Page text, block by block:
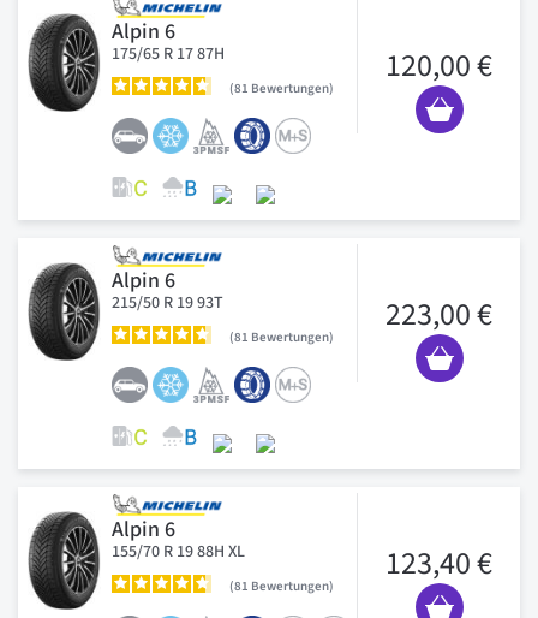
Alpin 6
175/65 R 17 87H
81 Bewertungen
120,00 €
Alpin 6
215/50 R 19 93T
81 Bewertungen
223,00 €
Alpin 6
155/70 R 19 88H XL
81 Bewertungen
123,40 €